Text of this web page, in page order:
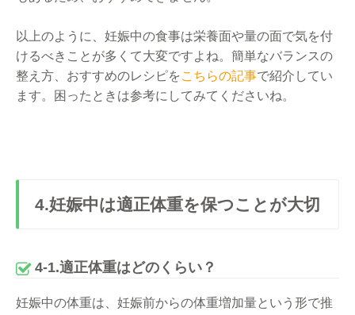
以上のように、妊娠中の食事は栄養面や量の面で気を付
けるべきことが多くて大変ですよね。簡単なバランスの
整え方、おすすめのレシピを こちらの記事で紹介してい
ます。困ったときは参考にしてみてくださいね。
4.妊娠中は適正体重を保つことが大切
4-1.適正体重はどのくらい？
妊娠中の体重は、妊娠前からの体重増加量という形で推